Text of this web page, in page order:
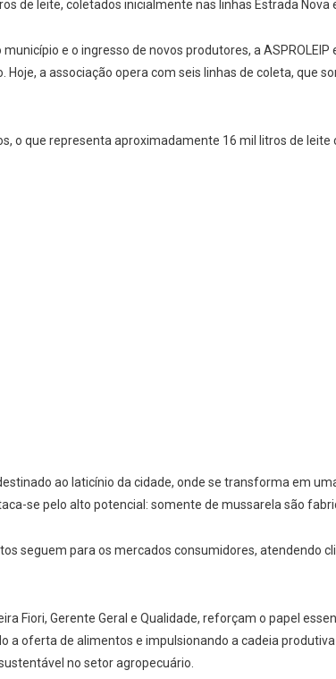
de leite, coletados inicialmente nas linhas Estrada Nova
e o ingresso de novos produtores, a
Hoje, a associação opera com seis linhas de coleta, que
o que representa aproximadamente 16 mil litros de
ao laticínio da cidade, onde se transforma em
se pelo alto potencial: somente de mussarela são
seguem para os mercados consumidores, atendendo
Fiori, Gerente Geral e Qualidade, reforçam o papel
a oferta de alimentos e impulsionando a cadeia
no setor agropecuário.